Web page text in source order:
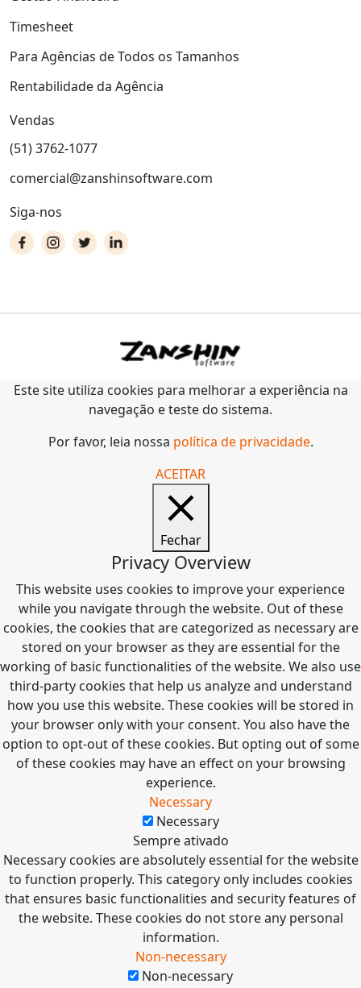
Timesheet
Para Agências de Todos os Tamanhos
Rentabilidade da Agência
Vendas
(51) 3762-1077
comercial@zanshinsoftware.com
Siga-nos
Este site utiliza cookies para melhorar a experiência na
navegação e teste do sistema.
Por favor, leia nossa política de privacidade.
ACEITAR
Fechar
Privacy Overview
This website uses cookies to improve your experience
while you navigate through the website. Out of these
cookies, the cookies that are categorized as necessary are
stored on your browser as they are essential for the
working of basic functionalities of the website. We also use
third-party cookies that help us analyze and understand
how you use this website. These cookies will be stored in
your browser only with your consent. You also have the
option to opt-out of these cookies. But opting out of some
of these cookies may have an effect on your browsing
experience.
Necessary
Necessary
Sempre ativado
Necessary cookies are absolutely essential for the website
to function properly. This category only includes cookies
that ensures basic functionalities and security features of
the website. These cookies do not store any personal
information.
Non-necessary
Non-necessary